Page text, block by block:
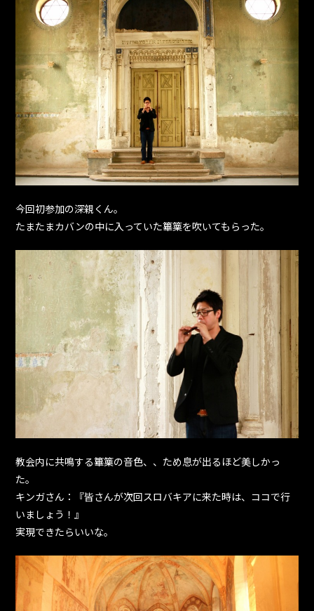
今回初参加の深親くん。
たまたまカバンの中に入っていた篳篥を吹いてもらった。
教会内に共鳴する篳篥の音色、、ため息が出るほど美しかっ
た。
キンガさん：『皆さんが次回スロバキアに来た時は、ココで行
いましょう！』
実現できたらいいな。